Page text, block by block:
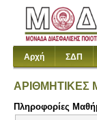
Αρχή ΣΔΠ
Πληροφορίες